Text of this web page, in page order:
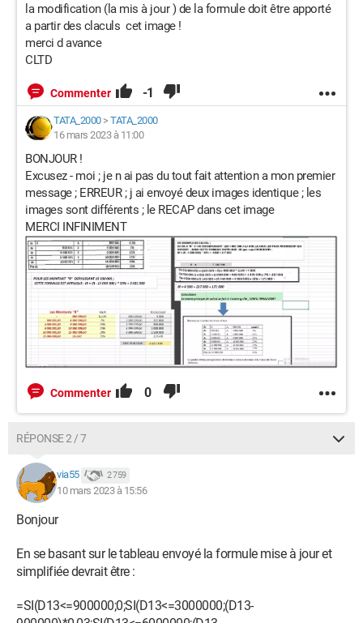
la modification (la mis à jour ) de la formule doit être apporté
a partir des claculs cet image !
merci d avance
CLTD
Commenter -1
TATA_2000> TATA_2000
16 mars 2023 à 11:00
BONJOUR !
Excusez - moi ; je n ai pas du tout fait attention a mon premier
message ; ERREUR ; j ai envoyé deux images identique ; les
images sont différents ; le RECAP dans cet image
MERCI INFINIMENT
Commenter 0
RÉPONSE 2 / 7
via55 2 759
10 mars 2023 à 15:56
Bonjour
En se basant sur le tableau envoyé la formule mise à jour et
simplifiée devrait être :
=SI(D13<=900000;0;SI(D13<=3000000;(D13-